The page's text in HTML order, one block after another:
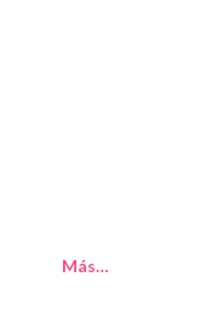
Más…